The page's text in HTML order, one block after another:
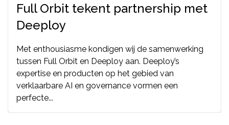
Full Orbit tekent partnership met
Deeploy
Met enthousiasme kondigen wij de samenwerking
tussen Full Orbit en Deeploy aan. Deeploy’s
expertise en producten op het gebied van
verklaarbare AI en governance vormen een
perfecte...